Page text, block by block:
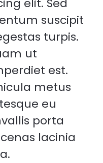
elit. Sed
suscipit
turpis.
ut
est.
metus
eu
porta
lacinia